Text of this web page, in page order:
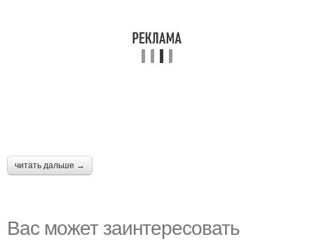
читать дальше →
Вас может заинтересовать